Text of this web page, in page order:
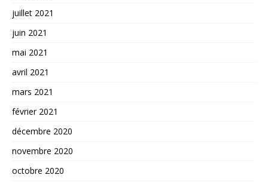
juillet 2021
juin 2021
mai 2021
avril 2021
mars 2021
février 2021
décembre 2020
novembre 2020
octobre 2020